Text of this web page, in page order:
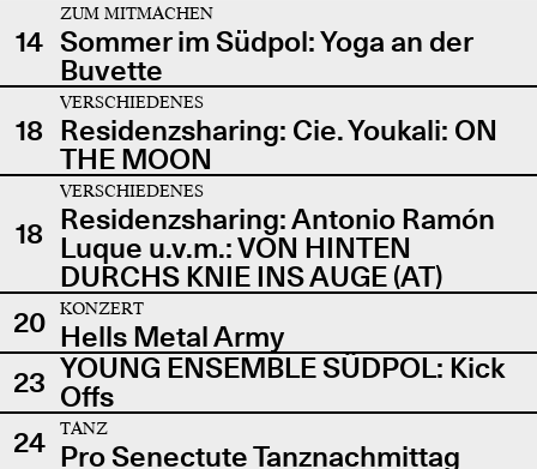
14
ZUM MITMACHEN
Sommer im Südpol: Yoga an der
Buvette
18
VERSCHIEDENES
Residenzsharing: Cie. Youkali: ON
THE MOON
18
VERSCHIEDENES
Residenzsharing: Antonio Ramón
Luque u.v.m.: VON HINTEN
DURCHS KNIE INS AUGE (AT)
20
KONZERT
Hells Metal Army
23 YOUNG ENSEMBLE SÜDPOL: Kick
Offs
24
TANZ
Pro Senectute Tanznachmittag